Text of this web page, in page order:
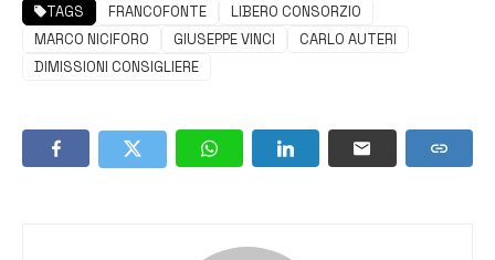
TAGS FRANCOFONTE
LIBERO CONSORZIO
MARCO NICIFORO
GIUSEPPE VINCI
CARLO AUTERI
DIMISSIONI CONSIGLIERE